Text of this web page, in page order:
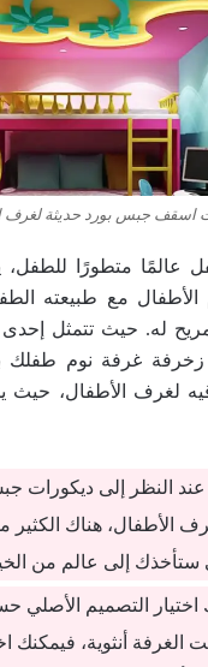
اسقف جبس بورد حديثة لغرف
عالمًا متطورًا
مع طبيعته
له. حيث تتمثل إحدى
غرفة نوم طفلك
لغرف الأطفال، حيث
عند النظر إلى
الأطفال، هناك الكثير
ستأخذك إلى عالم من
اختيار التصميم
الغرفة أنثوية، فيمكنك